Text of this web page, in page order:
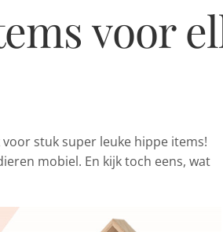
voor
voor stuk super leuke hippe items!
mobiel. En kijk toch eens, wat